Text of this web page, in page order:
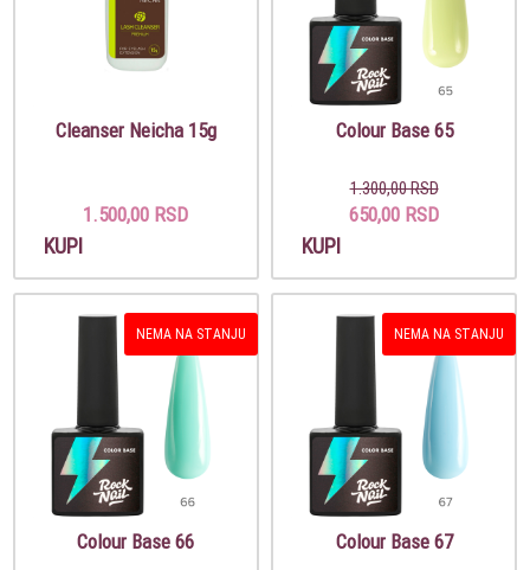
Cleanser Neicha 15g
1.500,00 RSD
KUPI
Colour Base 65
1.300,00 RSD
650,00 RSD
KUPI
NEMA NA STANJU
Colour Base 66
NEMA NA STANJU
Colour Base 67